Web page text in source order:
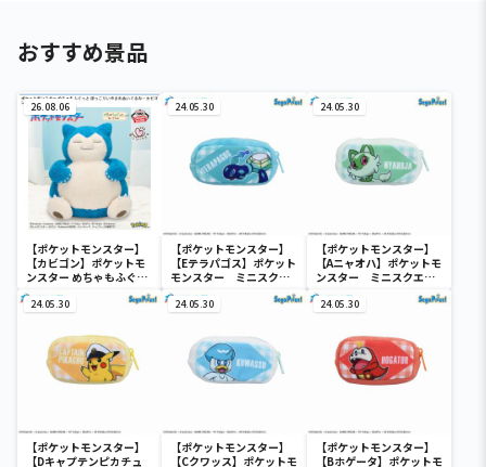
おすすめ景品
26.08.06
【ポケットモンスター】
【カビゴン】ポケットモ
ンスター めちゃもふぐっ
と ほっこりいやされぬい
ぐるみ～カビゴン～
24.05.30
【ポケットモンスター】
【Eテラパゴス】ポケット
モンスター ミニスクエ
アポーチ
24.05.30
【ポケットモンスター】
【Aニャオハ】ポケットモ
ンスター ミニスクエア
ポーチ
24.05.30
【ポケットモンスター】
【Dキャプテンピカチュ
24.05.30
【ポケットモンスター】
【Cクワッス】ポケットモ
24.05.30
【ポケットモンスター】
【Bホゲータ】ポケットモ